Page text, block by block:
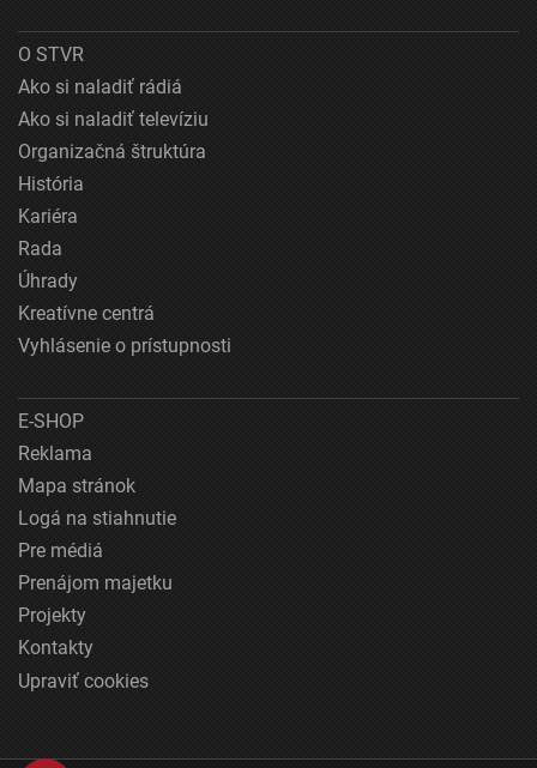
O STVR
Ako si naladiť rádiá
Ako si naladiť televíziu
Organizačná štruktúra
História
Kariéra
Rada
Úhrady
Kreatívne centrá
Vyhlásenie o prístupnosti
E-SHOP
Reklama
Mapa stránok
Logá na stiahnutie
Pre médiá
Prenájom majetku
Projekty
Kontakty
Upraviť cookies